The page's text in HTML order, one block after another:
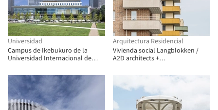
Universidad
Campus de Ikebukuro de la
Universidad Internacional de
Architects & Engineers
Arquitectura Residencial
Vivienda social Langblokken /
A2D architects +